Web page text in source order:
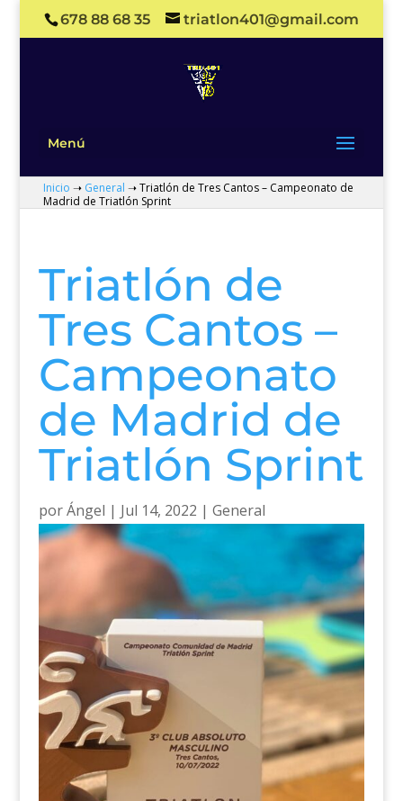
678 88 68 35 triatlon401@gmail.com
Menú
Inicio ➝ General ➝Triatlón de Tres Cantos – Campeonato de
Madrid de Triatlón Sprint
Triatlón de
Tres Cantos –
Campeonato
de Madrid de
Triatlón Sprint
porÁngel | Jul 14, 2022 | General